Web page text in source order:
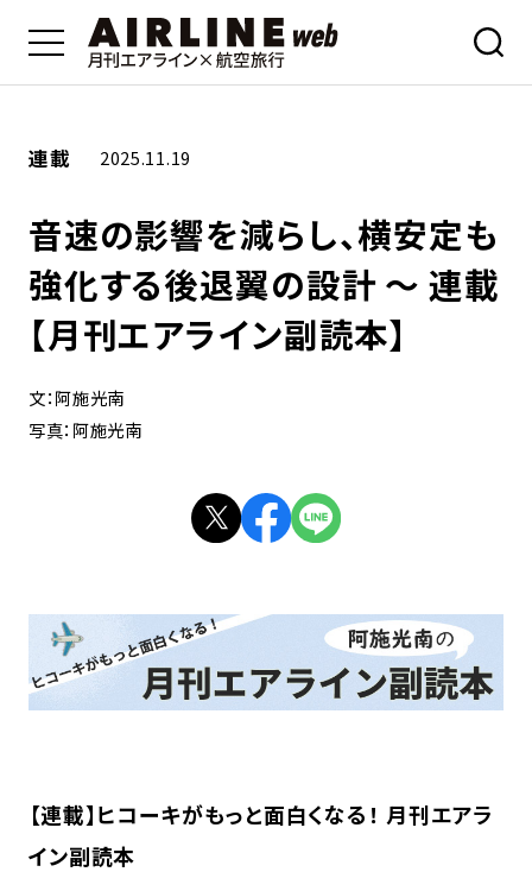
連載 2025.11.19
音速の影響を減らし、横安定も
強化する後退翼の設計 ～ 連載
【月刊エアライン副読本】
文：阿施光南
写真：阿施光南
【連載】ヒコーキがもっと面白くなる！ 月刊エアラ
イン副読本